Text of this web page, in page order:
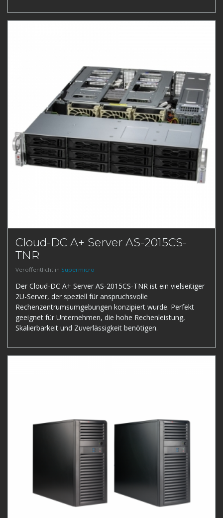
Cloud-DC A+ Server AS-2015CS-
TNR
Veröffentlicht in Supermicro
Der Cloud-DC A+ Server AS-2015CS-TNR ist ein vielseitiger
2U-Server, der speziell für anspruchsvolle
Rechenzentrumsumgebungen konzipiert wurde. Perfekt
geeignet für Unternehmen, die hohe Rechenleistung,
Skalierbarkeit und Zuverlässigkeit benötigen.